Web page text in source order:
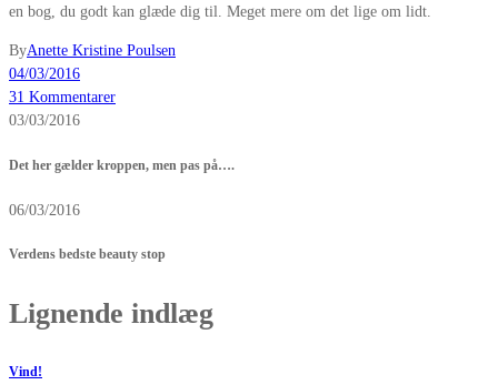
en bog, du godt kan glæde dig til. Meget mere om det lige om lidt.
ByAnette Kristine Poulsen
04/03/2016
31 Kommentarer
03/03/2016
Det her gælder kroppen, men pas på….
06/03/2016
Verdens bedste beauty stop
Lignende indlæg
Vind!